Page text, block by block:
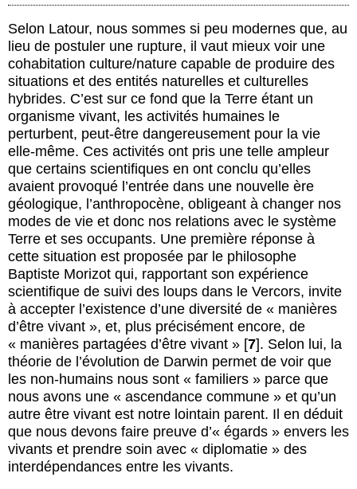
Selon Latour, nous sommes si peu modernes que, au
lieu de postuler une rupture, il vaut mieux voir une
cohabitation culture/nature capable de produire des
situations et des entités naturelles et culturelles
hybrides. C’est sur ce fond que la Terre étant un
organisme vivant, les activités humaines le
perturbent, peut-être dangereusement pour la vie
elle-même. Ces activités ont pris une telle ampleur
que certains scientifiques en ont conclu qu’elles
avaient provoqué l’entrée dans une nouvelle ère
géologique, l’anthropocène, obligeant à changer nos
modes de vie et donc nos relations avec le système
Terre et ses occupants. Une première réponse à
cette situation est proposée par le philosophe
Baptiste Morizot qui, rapportant son expérience
scientifique de suivi des loups dans le Vercors, invite
à accepter l’existence d’une diversité de « manières
d’être vivant », et, plus précisément encore, de
« manières partagées d’être vivant » [7]. Selon lui, la
théorie de l’évolution de Darwin permet de voir que
les non-humains nous sont « familiers » parce que
nous avons une « ascendance commune » et qu’un
autre être vivant est notre lointain parent. Il en déduit
que nous devons faire preuve d’« égards » envers les
vivants et prendre soin avec « diplomatie » des
interdépendances entre les vivants.